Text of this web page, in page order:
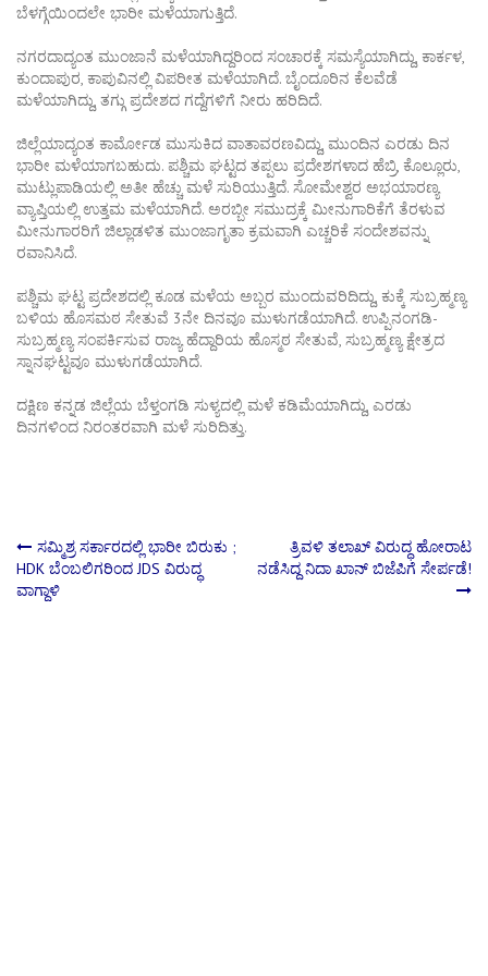
ಬೆಳಗ್ಗೆಯಿಂದಲೇ ಭಾರೀ ಮಳೆಯಾಗುತ್ತಿದೆ.
ನಗರದಾದ್ಯಂತ ಮುಂಜಾನೆ ಮಳೆಯಾಗಿದ್ದರಿಂದ ಸಂಚಾರಕ್ಕೆ ಸಮಸ್ಯೆಯಾಗಿದ್ದು, ಕಾರ್ಕಳ,
ಕುಂದಾಪುರ, ಕಾಪುವಿನಲ್ಲಿ ವಿಪರೀತ ಮಳೆಯಾಗಿದೆ. ಬೈಂದೂರಿನ ಕೆಲವೆಡೆ
ಮಳೆಯಾಗಿದ್ದು, ತಗ್ಗು ಪ್ರದೇಶದ ಗದ್ದೆಗಳಿಗೆ ನೀರು ಹರಿದಿದೆ.
ಜಿಲ್ಲೆಯಾದ್ಯಂತ ಕಾರ್ಮೋಡ ಮುಸುಕಿದ ವಾತಾವರಣವಿದ್ದು, ಮುಂದಿನ ಎರಡು ದಿನ
ಭಾರೀ ಮಳೆಯಾಗಬಹುದು. ಪಶ್ಚಿಮ ಘಟ್ಟದ ತಪ್ಪಲು ಪ್ರದೇಶಗಳಾದ ಹೆಬ್ರಿ, ಕೊಲ್ಲೂರು,
ಮುಟ್ಲುಪಾಡಿಯಲ್ಲಿ ಅತೀ ಹೆಚ್ಚು ಮಳೆ ಸುರಿಯುತ್ತಿದೆ. ಸೋಮೇಶ್ವರ ಅಭಯಾರಣ್ಯ
ವ್ಯಾಪ್ತಿಯಲ್ಲಿ ಉತ್ತಮ ಮಳೆಯಾಗಿದೆ. ಅರಬ್ಬೀ ಸಮುದ್ರಕ್ಕೆ ಮೀನುಗಾರಿಕೆಗೆ ತೆರಳುವ
ಮೀನುಗಾರರಿಗೆ ಜಿಲ್ಲಾಡಳಿತ ಮುಂಜಾಗೃತಾ ಕ್ರಮವಾಗಿ ಎಚ್ಚರಿಕೆ ಸಂದೇಶವನ್ನು
ರವಾನಿಸಿದೆ.
ಪಶ್ಚಿಮ ಘಟ್ಟ ಪ್ರದೇಶದಲ್ಲಿ ಕೂಡ ಮಳೆಯ ಅಬ್ಬರ ಮುಂದುವರಿದಿದ್ದು, ಕುಕ್ಕೆ ಸುಬ್ರಹ್ಮಣ್ಯ
ಬಳಿಯ ಹೊಸಮಠ ಸೇತುವೆ 3ನೇ ದಿನವೂ ಮುಳುಗಡೆಯಾಗಿದೆ. ಉಪ್ಪಿನಂಗಡಿ-
ಸುಬ್ರಹ್ಮಣ್ಯ ಸಂಪರ್ಕಿಸುವ ರಾಜ್ಯ ಹೆದ್ದಾರಿಯ ಹೊಸ್ಮಠ ಸೇತುವೆ, ಸುಬ್ರಹ್ಮಣ್ಯ ಕ್ಷೇತ್ರದ
ಸ್ನಾನಘಟ್ಟವೂ ಮುಳುಗಡೆಯಾಗಿದೆ.
ದಕ್ಷಿಣ ಕನ್ನಡ ಜಿಲ್ಲೆಯ ಬೆಳ್ತಂಗಡಿ ಸುಳ್ಯದಲ್ಲಿ ಮಳೆ ಕಡಿಮೆಯಾಗಿದ್ದು, ಎರಡು
ದಿನಗಳಿಂದ ನಿರಂತರವಾಗಿ ಮಳೆ ಸುರಿದಿತ್ತು.
Post
navigation
ಸಮ್ಮಿಶ್ರ ಸರ್ಕಾರದಲ್ಲಿ ಭಾರೀ ಬಿರುಕು ;
HDK ಬೆಂಬಲಿಗರಿಂದ JDS ವಿರುದ್ಧ
ವಾಗ್ದಾಳಿ
ತ್ರಿವಳಿ ತಲಾಖ್ ವಿರುದ್ಧ ಹೋರಾಟ
ನಡೆಸಿದ್ದ ನಿದಾ ಖಾನ್ ಬಿಜೆಪಿಗೆ ಸೇರ್ಪಡೆ!